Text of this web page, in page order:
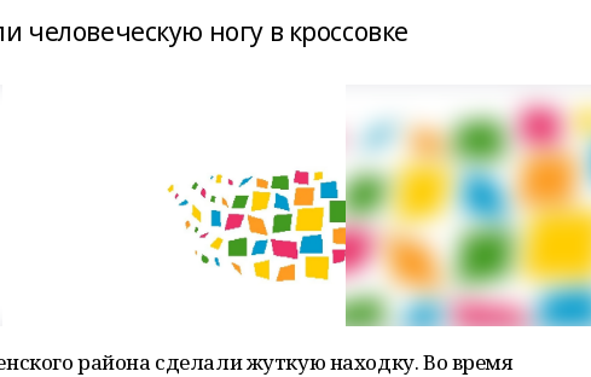
человеческую ногу в кроссовке
района сделали жуткую находку. Во время